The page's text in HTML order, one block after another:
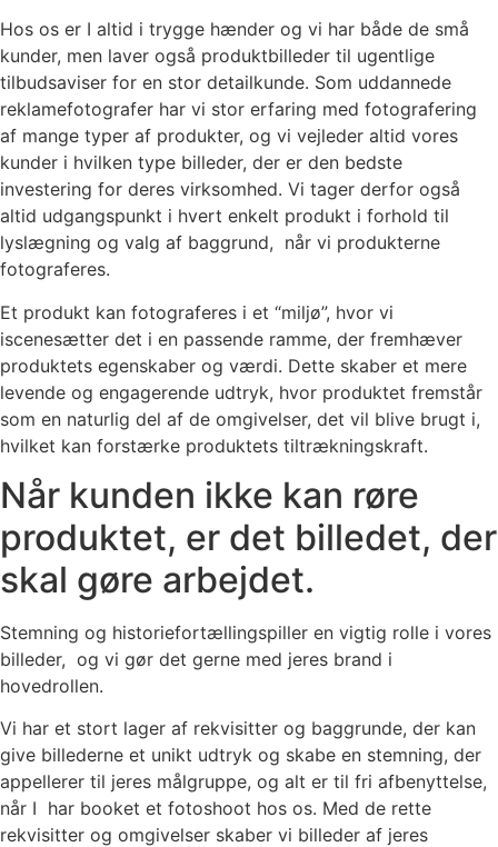
Hos os er I altid i trygge hænder og vi har både de små
kunder, men laver også produktbilleder til ugentlige
tilbudsaviser for en stor detailkunde. Som uddannede
reklamefotografer har vi stor erfaring med fotografering
af mange typer af produkter, og vi vejleder altid vores
kunder i hvilken type billeder, der er den bedste
investering for deres virksomhed. Vi tager derfor også
altid udgangspunkt i hvert enkelt produkt i forhold til
lyslægning og valg af baggrund, når vi produkterne
fotograferes.
Et produkt kan fotograferes i et “miljø”, hvor vi
iscenesætter det i en passende ramme, der fremhæver
produktets egenskaber og værdi. Dette skaber et mere
levende og engagerende udtryk, hvor produktet fremstår
som en naturlig del af de omgivelser, det vil blive brugt i,
hvilket kan forstærke produktets tiltrækningskraft.
Når kunden ikke kan røre
produktet, er det billedet, der
skal gøre arbejdet.
Stemning og historiefortællingspiller en vigtig rolle i vores
billeder, og vi gør det gerne med jeres brand i
hovedrollen.
Vi har et stort lager af rekvisitter og baggrunde, der kan
give billederne et unikt udtryk og skabe en stemning, der
appellerer til jeres målgruppe, og alt er til fri afbenyttelse,
når I har booket et fotoshoot hos os. Med de rette
rekvisitter og omgivelser skaber vi billeder af jeres